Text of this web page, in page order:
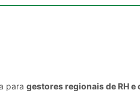
para gestores regionais de RH